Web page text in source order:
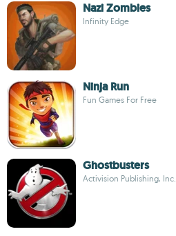
Nazi Zombies
Infinity Edge
Ninja Run
Fun Games For Free
Ghostbusters
Activision Publishing, Inc.